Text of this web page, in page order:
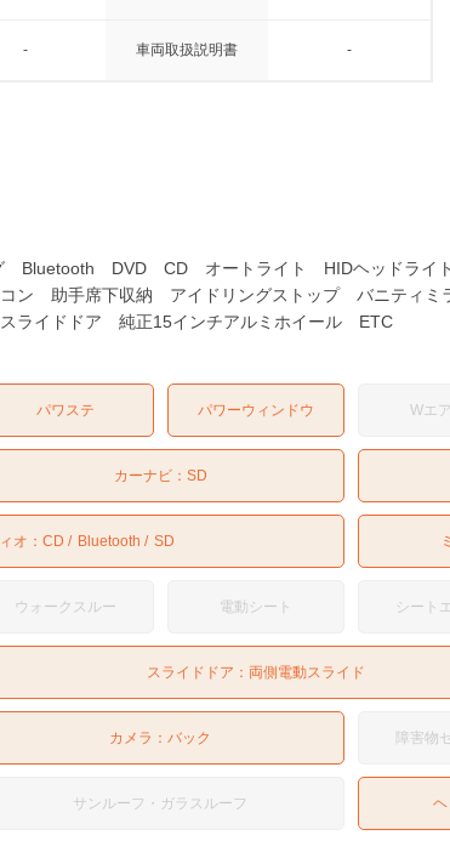
- 車両取扱説明書 -
Bluetooth DVD CD オートライト HIDヘッドラ
ン 助手席下収納 アイドリングストップ バニティ
ライドドア 純正15インチアルミホイール ETC
パワステ パワーウィンドウ Wエ
カーナビ： SD
オ：CD Bluetooth SD
ウォークスルー 電動シート シート
スライドドア： 両側電動スライド
カメラ：バック 障害物
サンルーフ・ガラスルーフ ヘ